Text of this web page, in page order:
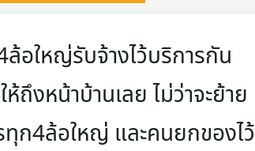
อใหญ่รับจ้างไว้บริการกัน
ถึงหน้าบ้านเลย ไม่ว่าจะย้าย
ก4ล้อใหญ่ และคนยกของไว้